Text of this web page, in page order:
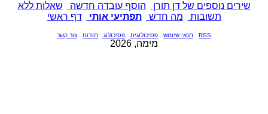
שירים נוספים של דן תורן הוסף עובדה חדשה
שאלות ללא
תשובות
מה חדש תפתיעי אותי דף ראשי
RSS תנאי שימוש פסיכולוגית פסיכולוג תודות צור קשר
מימה, 2026